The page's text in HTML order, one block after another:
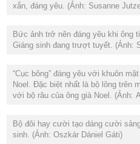
xắn, đáng yêu. (Ảnh: Susanne
Bức ảnh trở nên đáng yêu khi ông
Giáng sinh đang trượt tuyết. (Ảnh:
“Cục bông” đáng yêu với khuôn
Noel. Đặc biệt nhất là bộ lông trên
với bộ râu của ông già Noel. (Ảnh:
Bộ đôi hay cười tạo dáng cười
sinh. (Ảnh: Oszkár Dániel Gáti)